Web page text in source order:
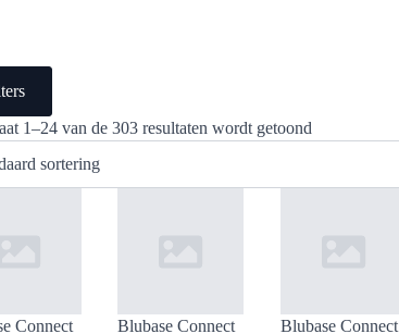
1–24 van de 303 resultaten wordt getoond
Connect
Blubase Connect
Blubase Connect